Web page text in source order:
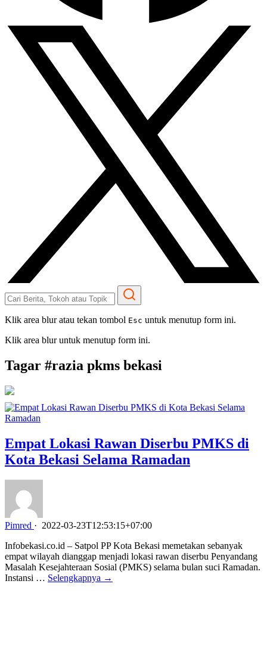
Klik area blur atau tekan tombol Esc untuk menutup form ini.
Klik area blur untuk menutup form ini.
Tagar #razia pkms bekasi
Empat Lokasi Rawan Diserbu PMKS di
Kota Bekasi Selama Ramadan
Pimred · 2022-03-23T12:53:15+07:00
Infobekasi.co.id – Satpol PP Kota Bekasi memetakan sebanyak
empat wilayah dianggap menjadi lokasi rawan diserbu Penyandang
Masalah Kesejahteraan Sosial (PMKS) selama bulan suci Ramadan.
Instansi … Selengkapnya →